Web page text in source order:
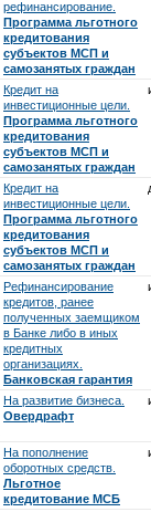
рефинансирование.
Программа льготного
кредитования
субъектов МСП и
самозанятых граждан
Кредит на
инвестиционные цели.
Программа льготного
кредитования
субъектов МСП и
самозанятых граждан
Кредит на
инвестиционные цели.
Программа льготного
кредитования
субъектов МСП и
самозанятых граждан
Рефинансирование
кредитов, ранее
полученных заемщиком
в Банке либо в иных
кредитных
организациях.
Банковская гарантия
На развитие бизнеса.
Овердрафт
На пополнение
оборотных средств.
Льготное
кредитование МСБ